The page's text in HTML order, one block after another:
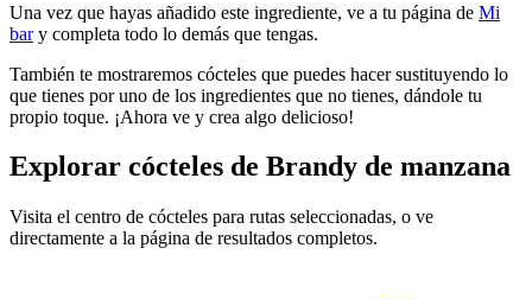
Una vez que hayas añadido este ingrediente, ve a tu página de Mi
bary completa todo lo demás que tengas.
También te mostraremos cócteles que puedes hacer sustituyendo lo
que tienes por uno de los ingredientes que no tienes, dándole tu
propio toque. ¡Ahora ve y crea algo delicioso!
Explorar cócteles de Brandy de manzana
Visita el centro de cócteles para rutas seleccionadas, o ve
directamente a la página de resultados completos.